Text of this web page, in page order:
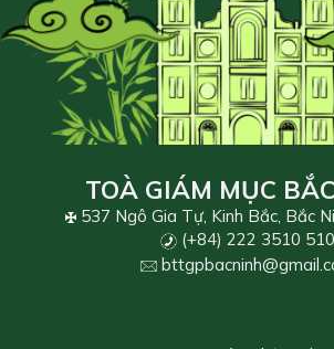
TOÀ GIÁM MỤC
537 Ngô Gia Tự, Kinh Bắc, Bắc
(+84) 222 3510 510